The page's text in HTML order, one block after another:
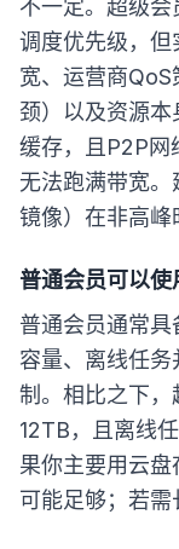
不一定。超级
调度优先级，
宽、运营商
颈）以及资源
缓存，且P2P网
无法跑满带宽
镜像）在非高峰
普通会员可以使
普通会员通常
容量、离线任
制。相比之下
12TB，且离线
果你主要用云
可能足够；若需